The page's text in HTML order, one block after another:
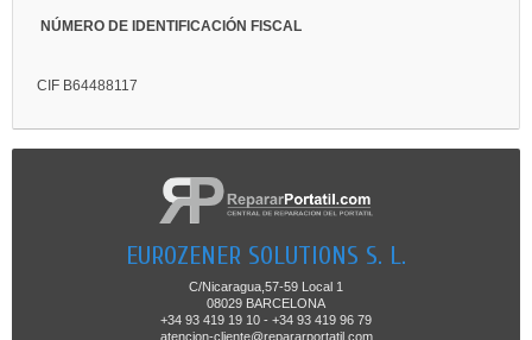
NÚMERO DE IDENTIFICACIÓN FISCAL
CIF B64488117
EUROZENER SOLUTIONS S. L.
C/Nicaragua,57-59 Local 1
08029 BARCELONA
+34 93 419 19 10 - +34 93 419 96 79
atencion-cliente@repararportatil.com